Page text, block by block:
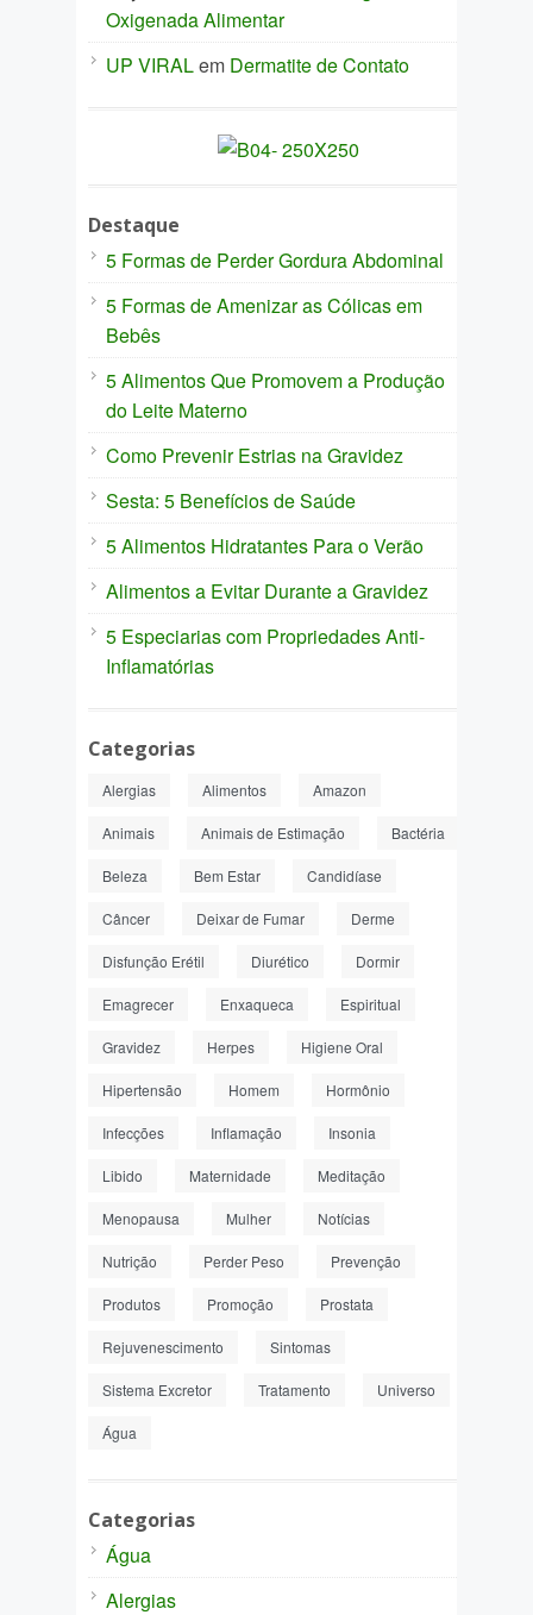
Oxigenada Alimentar
UP VIRALem Dermatite de Contato
Destaque
5 Formas de Perder Gordura Abdominal
5 Formas de Amenizar as Cólicas em
Bebês
5 Alimentos Que Promovem a Produção
do Leite Materno
Como Prevenir Estrias na Gravidez
Sesta: 5 Benefícios de Saúde
5 Alimentos Hidratantes Para o Verão
Alimentos a Evitar Durante a Gravidez
5 Especiarias com Propriedades Anti-
Inflamatórias
Categorias
Alergias Alimentos Amazon
Animais Animais de Estimação Bactéria
Beleza Bem Estar Candidíase
Câncer Deixar de Fumar Derme
Disfunção Erétil Diurético Dormir
Emagrecer Enxaqueca Espiritual
Gravidez Herpes Higiene Oral
Hipertensão Homem Hormônio
Infecções Inflamação Insonia
Libido Maternidade Meditação
Menopausa Mulher Notícias
Nutrição Perder Peso Prevenção
Produtos Promoção Prostata
Rejuvenescimento Sintomas
Sistema Excretor Tratamento Universo
Água
Categorias
Água
Alergias